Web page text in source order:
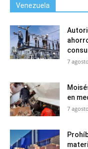
Venezuela
7
en
7